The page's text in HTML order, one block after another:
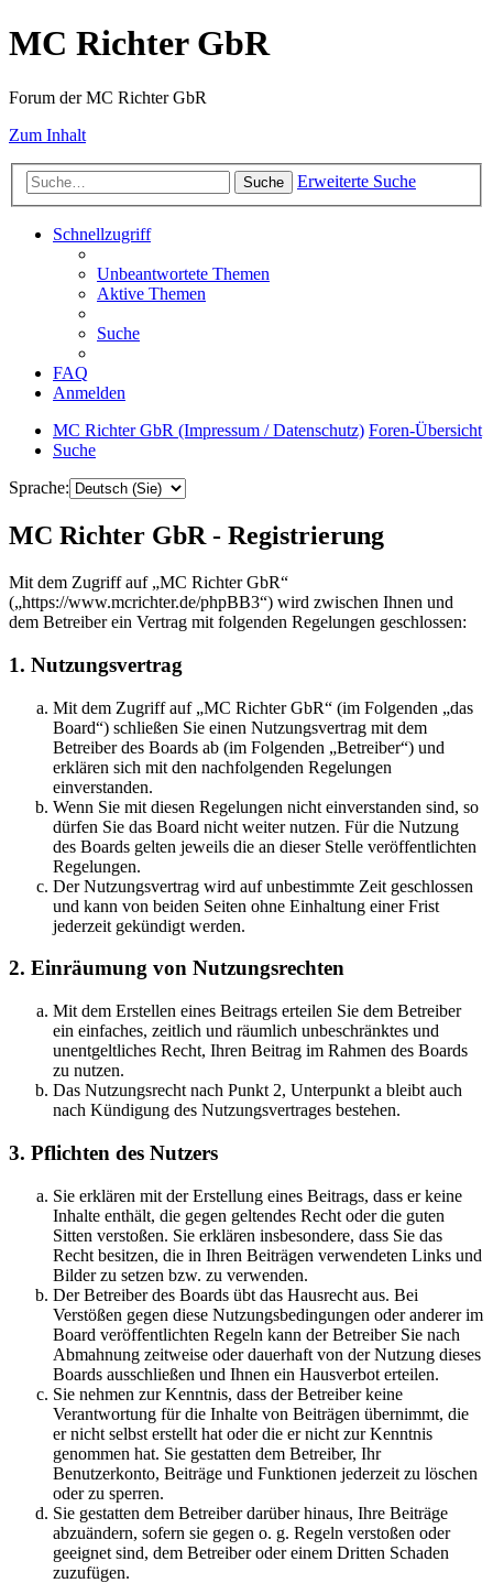
MC Richter GbR
Forum der MC Richter GbR
Zum Inhalt
Suche Erweiterte Suche
Schnellzugriff
Unbeantwortete Themen
Aktive Themen
Suche
FAQ
Anmelden
MC Richter GbR (Impressum / Datenschutz) Foren-Übersicht
Suche
Sprache:
MC Richter GbR - Registrierung
Mit dem Zugriff auf „MC Richter GbR“
(„https://www.mcrichter.de/phpBB3“) wird zwischen Ihnen und
dem Betreiber ein Vertrag mit folgenden Regelungen geschlossen:
1. Nutzungsvertrag
Mit dem Zugriff auf „MC Richter GbR“ (im Folgenden „das
Board“) schließen Sie einen Nutzungsvertrag mit dem
Betreiber des Boards ab (im Folgenden „Betreiber“) und
erklären sich mit den nachfolgenden Regelungen
einverstanden.
Wenn Sie mit diesen Regelungen nicht einverstanden sind, so
dürfen Sie das Board nicht weiter nutzen. Für die Nutzung
des Boards gelten jeweils die an dieser Stelle veröffentlichten
Regelungen.
Der Nutzungsvertrag wird auf unbestimmte Zeit geschlossen
und kann von beiden Seiten ohne Einhaltung einer Frist
jederzeit gekündigt werden.
2. Einräumung von Nutzungsrechten
Mit dem Erstellen eines Beitrags erteilen Sie dem Betreiber
ein einfaches, zeitlich und räumlich unbeschränktes und
unentgeltliches Recht, Ihren Beitrag im Rahmen des Boards
zu nutzen.
Das Nutzungsrecht nach Punkt 2, Unterpunkt a bleibt auch
nach Kündigung des Nutzungsvertrages bestehen.
3. Pflichten des Nutzers
Sie erklären mit der Erstellung eines Beitrags, dass er keine
Inhalte enthält, die gegen geltendes Recht oder die guten
Sitten verstoßen. Sie erklären insbesondere, dass Sie das
Recht besitzen, die in Ihren Beiträgen verwendeten Links und
Bilder zu setzen bzw. zu verwenden.
Der Betreiber des Boards übt das Hausrecht aus. Bei
Verstößen gegen diese Nutzungsbedingungen oder anderer im
Board veröffentlichten Regeln kann der Betreiber Sie nach
Abmahnung zeitweise oder dauerhaft von der Nutzung dieses
Boards ausschließen und Ihnen ein Hausverbot erteilen.
Sie nehmen zur Kenntnis, dass der Betreiber keine
Verantwortung für die Inhalte von Beiträgen übernimmt, die
er nicht selbst erstellt hat oder die er nicht zur Kenntnis
genommen hat. Sie gestatten dem Betreiber, Ihr
Benutzerkonto, Beiträge und Funktionen jederzeit zu löschen
oder zu sperren.
Sie gestatten dem Betreiber darüber hinaus, Ihre Beiträge
abzuändern, sofern sie gegen o. g. Regeln verstoßen oder
geeignet sind, dem Betreiber oder einem Dritten Schaden
zuzufügen.